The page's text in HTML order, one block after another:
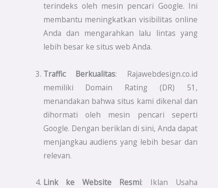
terindeks oleh mesin pencari Google. Ini
membantu meningkatkan visibilitas online
Anda dan mengarahkan lalu lintas yang
lebih besar ke situs web Anda.
Traffic Berkualitas: Rajawebdesign.co.id
memiliki Domain Rating (DR) 51,
menandakan bahwa situs kami dikenal dan
dihormati oleh mesin pencari seperti
Google. Dengan beriklan di sini, Anda dapat
menjangkau audiens yang lebih besar dan
relevan.
Link ke Website Resmi: Iklan Usaha